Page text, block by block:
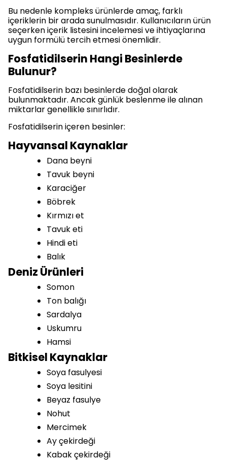
Bu nedenle kompleks ürünlerde amaç, farklı
içeriklerin bir arada sunulmasıdır. Kullanıcıların ürün
seçerken içerik listesini incelemesi ve ihtiyaçlarına
uygun formülü tercih etmesi önemlidir.
Fosfatidilserin Hangi Besinlerde
Bulunur?
Fosfatidilserin bazı besinlerde doğal olarak
bulunmaktadır. Ancak günlük beslenme ile alınan
miktarlar genellikle sınırlıdır.
Fosfatidilserin içeren besinler:
Hayvansal Kaynaklar
Dana beyni
Tavuk beyni
Karaciğer
Böbrek
Kırmızı et
Tavuk eti
Hindi eti
Balık
Deniz Ürünleri
Somon
Ton balığı
Sardalya
Uskumru
Hamsi
Bitkisel Kaynaklar
Soya fasulyesi
Soya lesitini
Beyaz fasulye
Nohut
Mercimek
Ay çekirdeği
Kabak çekirdeği